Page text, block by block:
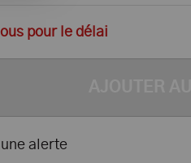
pour le délai
alerte